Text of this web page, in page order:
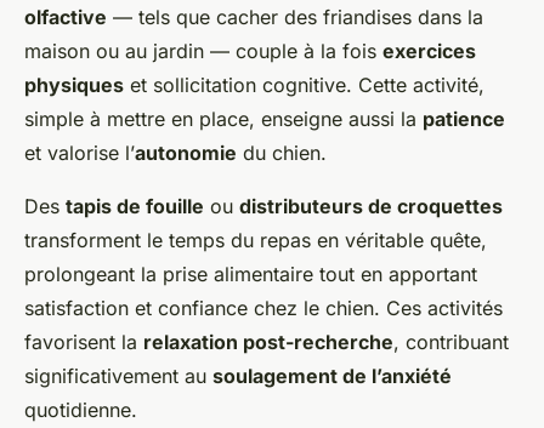
olfactive — tels que cacher des friandises dans la
maison ou au jardin — couple à la fois exercices
physiques et sollicitation cognitive. Cette activité,
simple à mettre en place, enseigne aussi la patience
et valorise l’autonomie du chien.
Des tapis de fouille ou distributeurs de croquettes
transforment le temps du repas en véritable quête,
prolongeant la prise alimentaire tout en apportant
satisfaction et confiance chez le chien. Ces activités
favorisent la relaxation post-recherche, contribuant
significativement au soulagement de l’anxiété
quotidienne.